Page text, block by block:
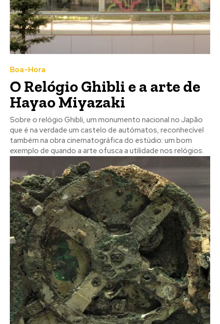
Boa-Hora
O Relógio Ghibli e a arte de
Hayao Miyazaki
Sobre o relógio Ghibli, um monumento nacional no Japão
que é na verdade um castelo de autómatos, reconhecível
também na obra cinematográfica do estúdio: um bom
exemplo de quando a arte ofusca a utilidade nos relógios.